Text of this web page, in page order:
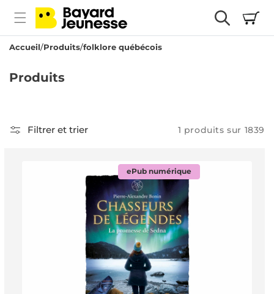
passer
au
contenu
Panier
Accueil Produits folklore québécois
C
l
Produits
Filtrer et trier 1 produits sur 1839
ePub numérique